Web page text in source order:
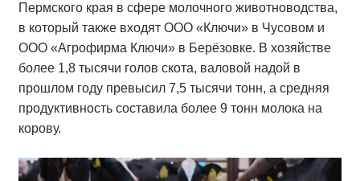
Пермского края в сфере молочного животноводства,
в который также входят ООО «Ключи» в Чусовом и
ООО «Агрофирма Ключи» в Берёзовке. В хозяйстве
более 1,8 тысячи голов скота, валовой надой в
прошлом году превысил 7,5 тысячи тонн, а средняя
продуктивность составила более 9 тонн молока на
корову.